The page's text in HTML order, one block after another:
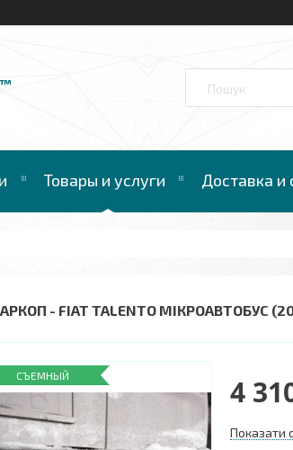
™
Товары и услуги Доставка и
- FIAT TALENTO МІКРОАВТОБУС
СЪЕМНЫЙ 4
Показати